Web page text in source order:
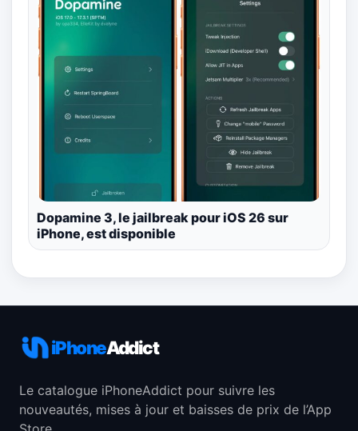
Dopamine 3, le jailbreak pour iOS 26 sur
iPhone, est disponible
iPhoneAddict
Le catalogue iPhoneAddict pour suivre les
nouveautés, mises à jour et baisses de prix de l’App